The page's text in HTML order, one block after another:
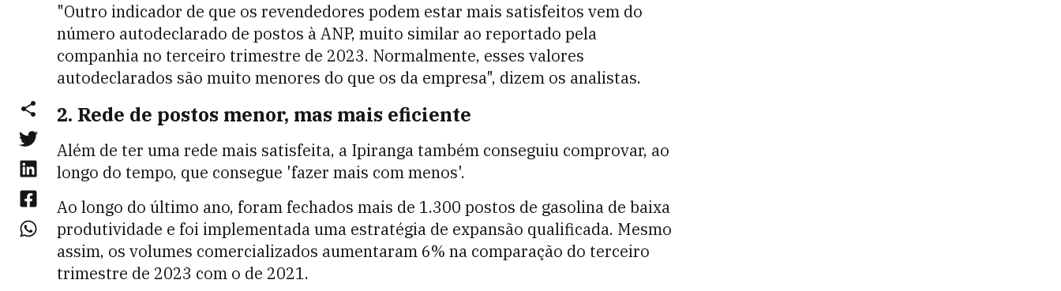
"Outro indicador de que os revendedores podem estar mais satisfeitos vem do
número autodeclarado de postos à ANP, muito similar ao reportado pela
companhia no terceiro trimestre de 2023. Normalmente, esses valores
autodeclarados são muito menores do que os da empresa", dizem os analistas.
2. Rede de postos menor, mas mais eficiente
Além de ter uma rede mais satisfeita, a Ipiranga também conseguiu comprovar, ao
longo do tempo, que consegue 'fazer mais com menos'.
Ao longo do último ano, foram fechados mais de 1.300 postos de gasolina de baixa
produtividade e foi implementada uma estratégia de expansão qualificada. Mesmo
assim, os volumes comercializados aumentaram 6% na comparação do terceiro
trimestre de 2023 com o de 2021.